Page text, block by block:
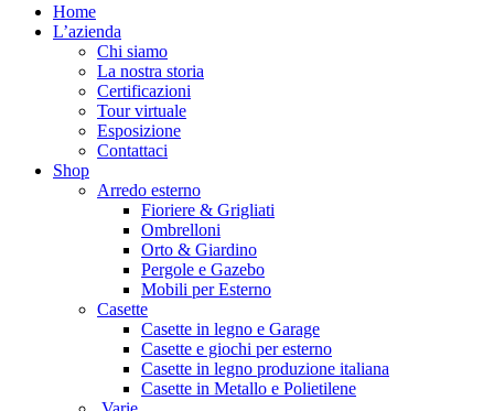
Home
L’azienda
Chi siamo
La nostra storia
Certificazioni
Tour virtuale
Esposizione
Contattaci
Shop
Arredo esterno
Fioriere & Grigliati
Ombrelloni
Orto & Giardino
Pergole e Gazebo
Mobili per Esterno
Casette
Casette in legno e Garage
Casette e giochi per esterno
Casette in legno produzione italiana
Casette in Metallo e Polietilene